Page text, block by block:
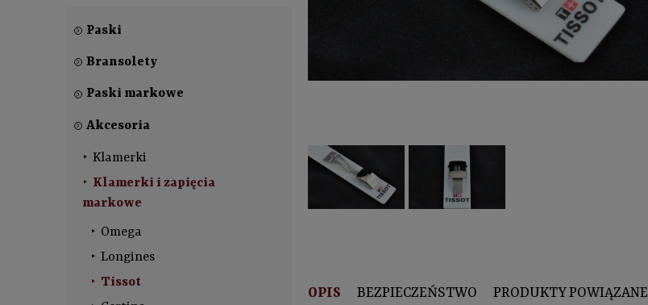
Paski
Bransolety
Paski markowe
Akcesoria
Klamerki
Klamerki i zapięcia
markowe
Omega
Longines
Tissot
OPIS BEZPIECZEŃSTWO PRODUKTY POWIĄZANE